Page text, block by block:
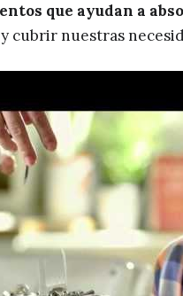
que ayudan a
cubrir nuestras